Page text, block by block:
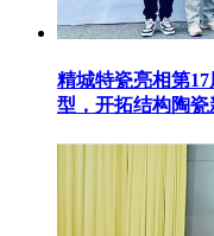
精城特瓷亮相第
型，开拓结构陶瓷